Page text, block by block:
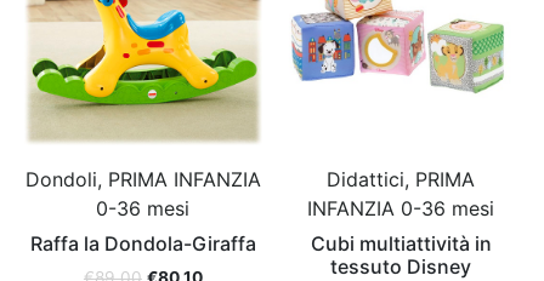
Dondoli, PRIMA INFANZIA
0-36 mesi
Raffa la Dondola-Giraffa
Didattici, PRIMA
INFANZIA 0-36 mesi
Cubi multiattività in
tessuto Disney